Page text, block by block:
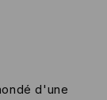
d'une